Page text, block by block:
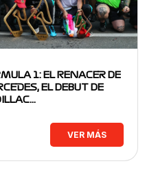
1: EL RENACER DE
EL DEBUT DE
VER MÁS